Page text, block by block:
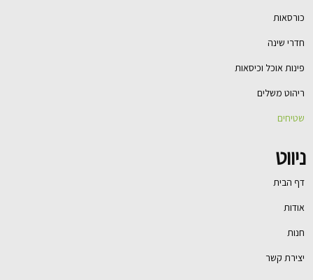
כורסאות
חדרי שינה
פינות אוכל וכיסאות
ריהוט משלים
שטיחים
ניווט
דף הבית
אודות
חנות
יצירת קשר